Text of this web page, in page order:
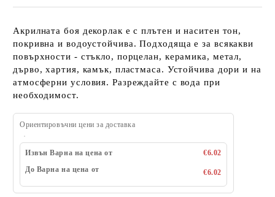
Акрилната боя декорлак е с плътен и наситен тон,
покривна и водоустойчива. Подходяща е за всякакви
повърхности - стъкло, порцелан, керамика, метал,
дърво, хартия, камък, пластмаса. Устойчива дори и на
атмосферни условия. Разреждайте с вода при
необходимост.
Ориентировъчни цени за доставка
Извън Варна на цена от
€6.02
До Варна на цена от
€6.02